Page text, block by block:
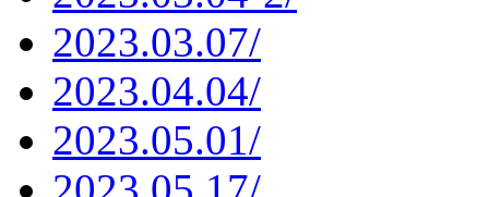
2023.03.07/
2023.04.04/
2023.05.01/